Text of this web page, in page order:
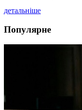
детальніше
Популярне